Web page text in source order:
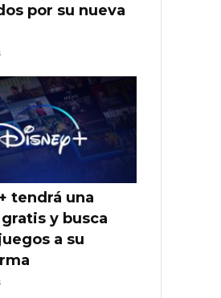
por su nueva
tendrá una
y busca
a su